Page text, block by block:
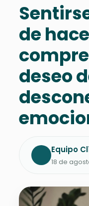
de
deseo
Equipo
18 de